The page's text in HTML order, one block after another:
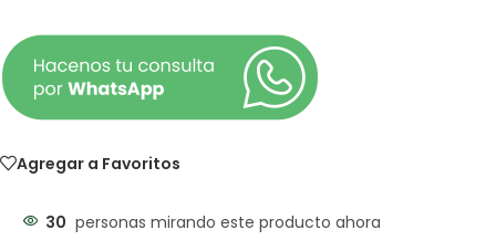
Agregar a Favoritos
30 personas mirando este producto ahora